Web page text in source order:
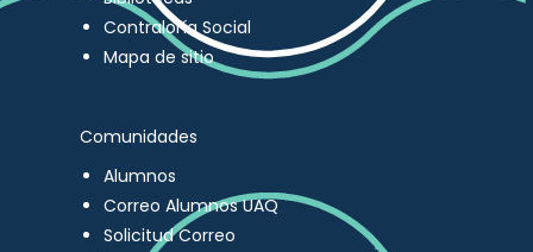
Contraloría Social
Mapa de sitio
Comunidades
Alumnos
Correo Alumnos UAQ
Solicitud Correo